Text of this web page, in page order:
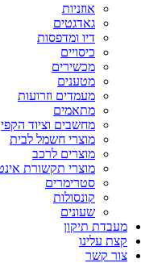
אוזניות
גאדגטים
דיו ומדפסות
כיסויים
מכשירים
מטענים
מעמדים וזרועות
מתאמים
מחשבים וציוד הקפי
מוצרי חשמל לבית
מוצרים לרכב
מוצרי תקשורת
סטרימרים
קונסולות
שעונים
מעבדת תיקון
קצת עלינו
צור קשר